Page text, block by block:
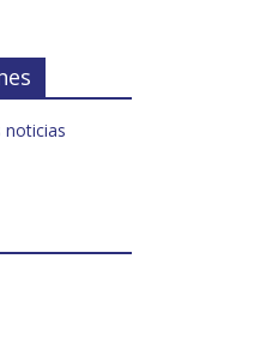
noticias